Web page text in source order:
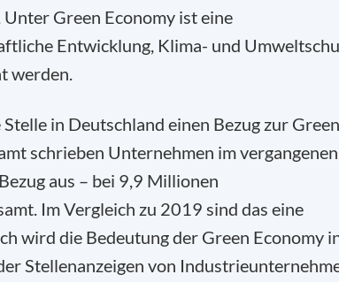
Green Economy ist eine
Entwicklung, Klima- und
werden.
in Deutschland einen Bezug zur Green
schrieben Unternehmen im vergangenen
aus – bei 9,9 Millionen
Im Vergleich zu 2019 sind das eine
wird die Bedeutung der Green Economy
Stellenanzeigen von